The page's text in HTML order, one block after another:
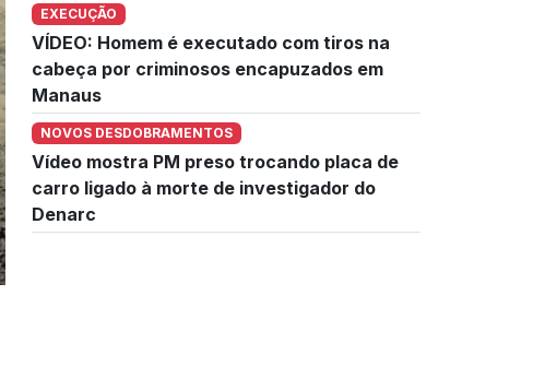
EXECUÇÃO
VÍDEO: Homem é executado com tiros na
cabeça por criminosos encapuzados em
Manaus
NOVOS DESDOBRAMENTOS
Vídeo mostra PM preso trocando placa de
carro ligado à morte de investigador do
Denarc